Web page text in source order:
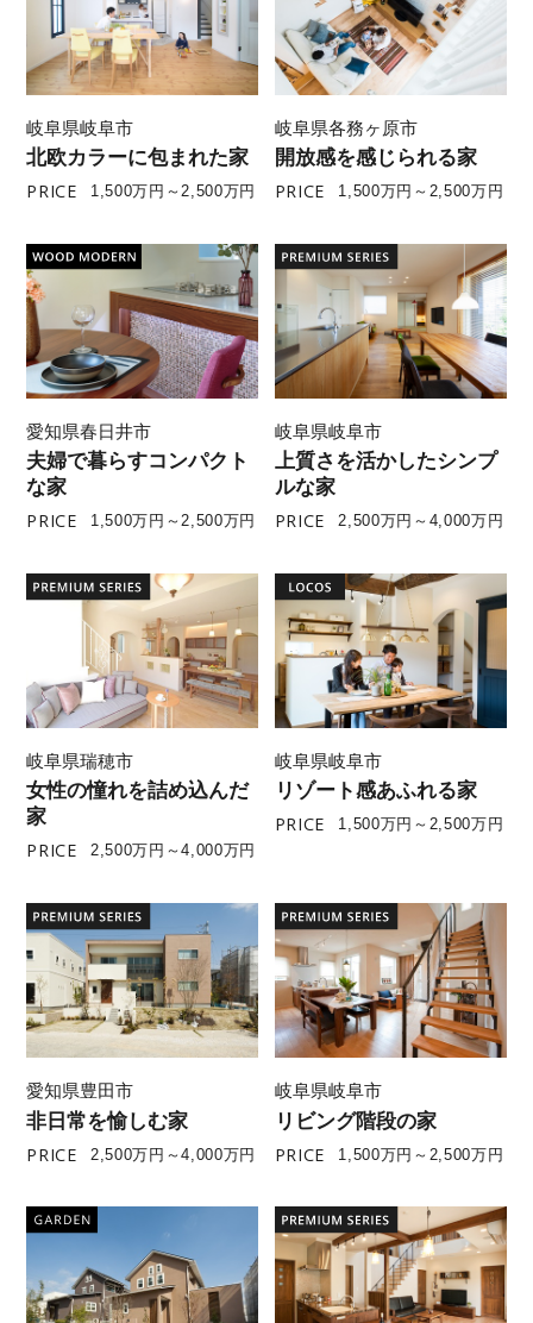
岐阜県岐阜市
北欧カラーに包まれた家
PRICE
1,500万円～2,500万円
岐阜県各務ヶ原市
開放感を感じられる家
PRICE
1,500万円～2,500万円
愛知県春日井市
夫婦で暮らすコンパクト
な家
PRICE
1,500万円～2,500万円
岐阜県岐阜市
上質さを活かしたシンプ
ルな家
PRICE
2,500万円～4,000万円
岐阜県瑞穂市
女性の憧れを詰め込んだ
家
PRICE
2,500万円～4,000万円
岐阜県岐阜市
リゾート感あふれる家
PRICE
1,500万円～2,500万円
愛知県豊田市
非日常を愉しむ家
PRICE
2,500万円～4,000万円
岐阜県岐阜市
リビング階段の家
PRICE
1,500万円～2,500万円